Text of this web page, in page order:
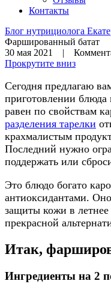
Контакты
Блог нутрициолога
Фаршированный батат
30 мая 2021 |
Прокрутите вниз
Сегодня предлагаю
приготовлении блюда
равен по свойствам
разделения тарелки
крахмалистым
Последний нужно
поддержать или
Это блюдо богато
антиоксидантами.
защиты кожи в
прекрасной
Итак,
Ингредиенты на 2